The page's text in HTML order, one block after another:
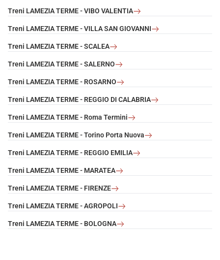
Treni LAMEZIA TERME - VIBO VALENTIA
Treni LAMEZIA TERME - VILLA SAN GIOVANNI
Treni LAMEZIA TERME - SCALEA
Treni LAMEZIA TERME - SALERNO
Treni LAMEZIA TERME - ROSARNO
Treni LAMEZIA TERME - REGGIO DI CALABRIA
Treni LAMEZIA TERME - Roma Termini
Treni LAMEZIA TERME - Torino Porta Nuova
Treni LAMEZIA TERME - REGGIO EMILIA
Treni LAMEZIA TERME - MARATEA
Treni LAMEZIA TERME - FIRENZE
Treni LAMEZIA TERME - AGROPOLI
Treni LAMEZIA TERME - BOLOGNA